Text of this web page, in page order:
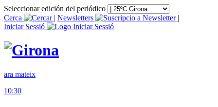
Seleccionar edición del periódico
Cerca
| Newsletters
|
Iniciar Sessió
ara mateix
10:30